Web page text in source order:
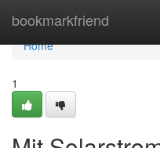
bookmarkfriend
Home
Home
1